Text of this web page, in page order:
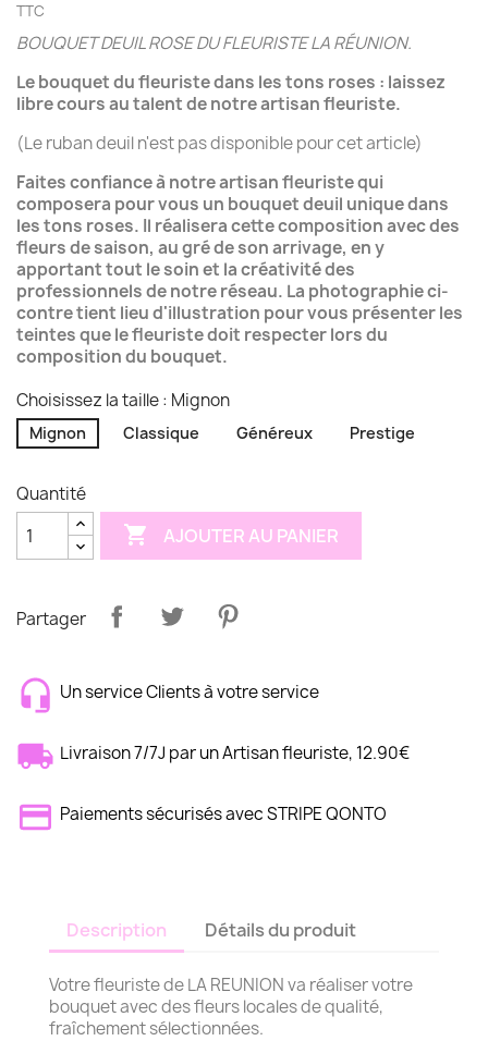
TTC
BOUQUET DEUIL ROSE DU FLEURISTE LA RÉUNION.
Le bouquet du fleuriste dans les tons roses : laissez
libre cours au talent de notre artisan fleuriste.
(Le ruban deuil n'est pas disponible pour cet article)
Faites confiance à notre artisan fleuriste qui
composera pour vous un bouquet deuil unique dans
les tons roses. Il réalisera cette composition avec des
fleurs de saison, au gré de son arrivage, en y
apportant tout le soin et la créativité des
professionnels de notre réseau. La photographie ci-
contre tient lieu d'illustration pour vous présenter les
teintes que le fleuriste doit respecter lors du
composition du bouquet.
Choisissez la taille : Mignon
Mignon Classique Généreux Prestige
Quantité
 AJOUTER AU PANIER
Partager
Un service Clients à votre service
Livraison 7/7J par un Artisan fleuriste, 12.90€
Paiements sécurisés avec STRIPE QONTO
Description Détails du produit
Votre fleuriste de LA REUNION va réaliser votre
bouquet avec des fleurs locales de qualité,
fraîchement sélectionnées.